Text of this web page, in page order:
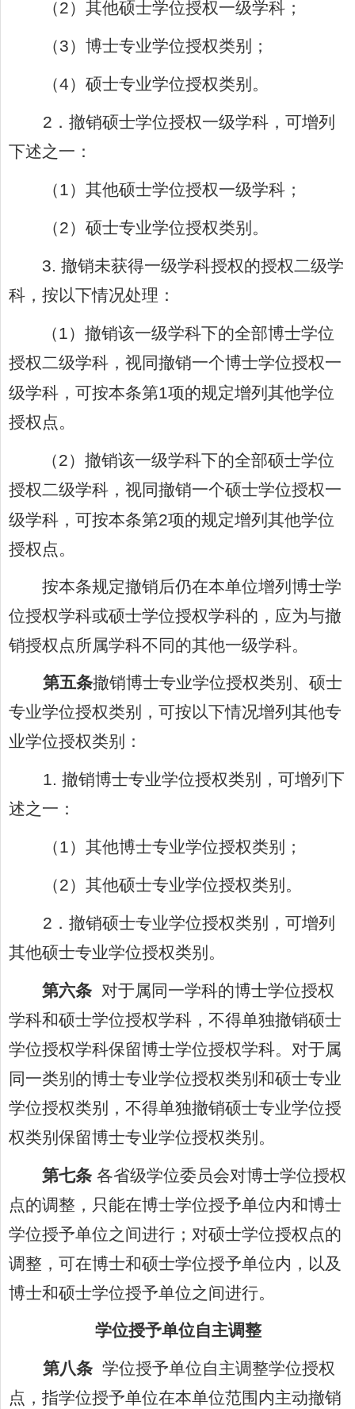
（2）其他硕士学位授权一级学科；
（3）博士专业学位授权类别；
（4）硕士专业学位授权类别。
2 ．撤销硕士学位授权一级学科，可增列
下述之一：
（1）其他硕士学位授权一级学科；
（2）硕士专业学位授权类别。
3. 撤销未获得一级学科授权的授权二级学
科，按以下情况处理：
（1）撤销该一级学科下的全部博士学位
授权二级学科，视同撤销一个博士学位授权一
级学科，可按本条第1项的规定增列其他学位
授权点。
（2）撤销该一级学科下的全部硕士学位
授权二级学科，视同撤销一个硕士学位授权一
级学科，可按本条第2项的规定增列其他学位
授权点。
按本条规定撤销后仍在本单位增列博士学
位授权学科或硕士学位授权学科的，应为与撤
销授权点所属学科不同的其他一级学科。
第五条撤销博士专业学位授权类别、硕士
专业学位授权类别，可按以下情况增列其他专
业学位授权类别：
1. 撤销博士专业学位授权类别，可增列下
述之一：
（1）其他博士专业学位授权类别；
（2）其他硕士专业学位授权类别。
2 ．撤销硕士专业学位授权类别，可增列
其他硕士专业学位授权类别。
第六条 对于属同一学科的博士学位授权
学科和硕士学位授权学科，不得单独撤销硕士
学位授权学科保留博士学位授权学科。对于属
同一类别的博士专业学位授权类别和硕士专业
学位授权类别，不得单独撤销硕士专业学位授
权类别保留博士专业学位授权类别。
第七条 各省级学位委员会对博士学位授权
点的调整，只能在博士学位授予单位内和博士
学位授予单位之间进行；对硕士学位授权点的
调整，可在博士和硕士学位授予单位内，以及
博士和硕士学位授予单位之间进行。
学位授予单位自主调整
第八条 学位授予单位自主调整学位授权
点，指学位授予单位在本单位范围内主动撤销